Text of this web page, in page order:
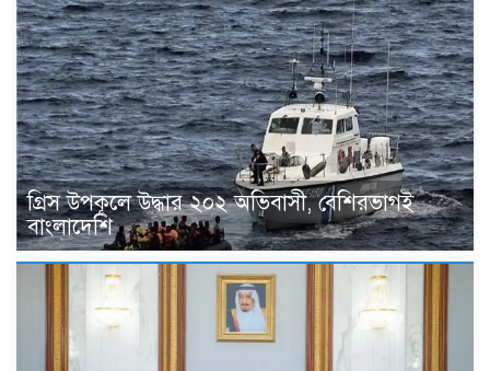
গ্রিস উপকূলে উদ্ধার ২০২ অভিবাসী, বেশিরভাগই
বাংলাদেশি